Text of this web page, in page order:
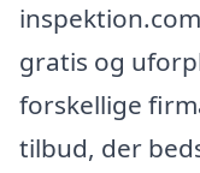
gratis og
forskellige
tilbud, der